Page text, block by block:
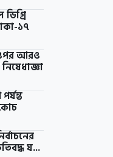
১৭
আরও
য...